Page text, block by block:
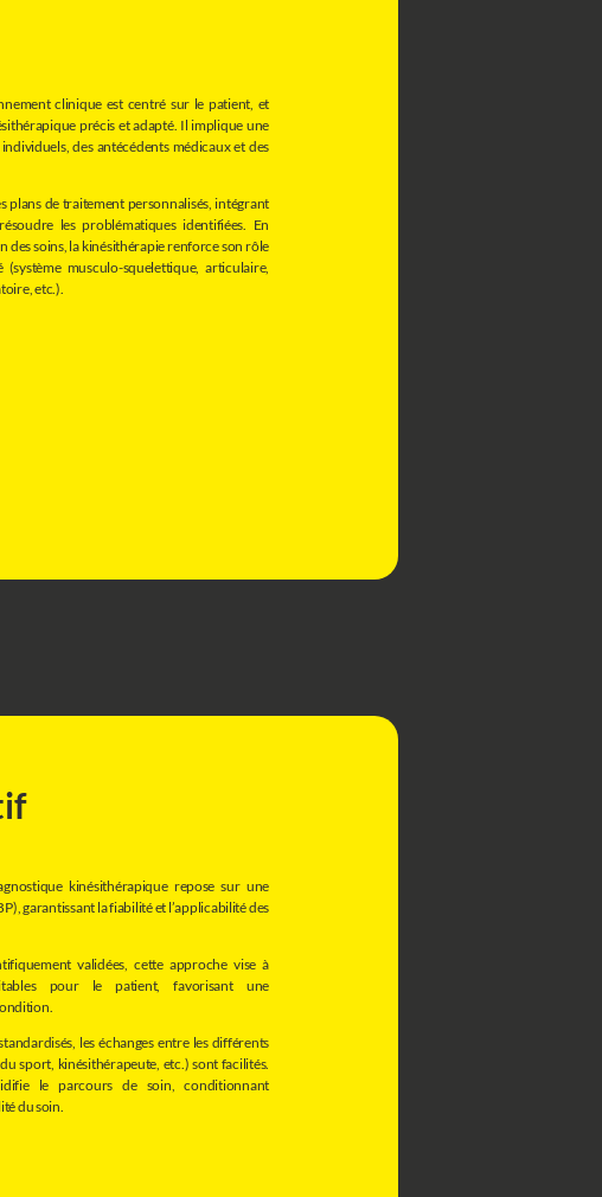
clinique est centré sur le patient, et
précis et adapté. Il implique une
des antécédents médicaux et des
plans de traitement personnalisés, intégrant
les problématiques identifiées. En
des soins, la kinésithérapie renforce son rôle
musculo-squelettique, articulaire,
etc.).
kinésithérapique repose sur une
garantissant la fiabilité et l’applicabilité des
validées, cette approche vise à
pour le patient, favorisant une
les échanges entre les différents
sport, kinésithérapeute, etc.) sont facilités.
le parcours de soin, conditionnant
du soin.